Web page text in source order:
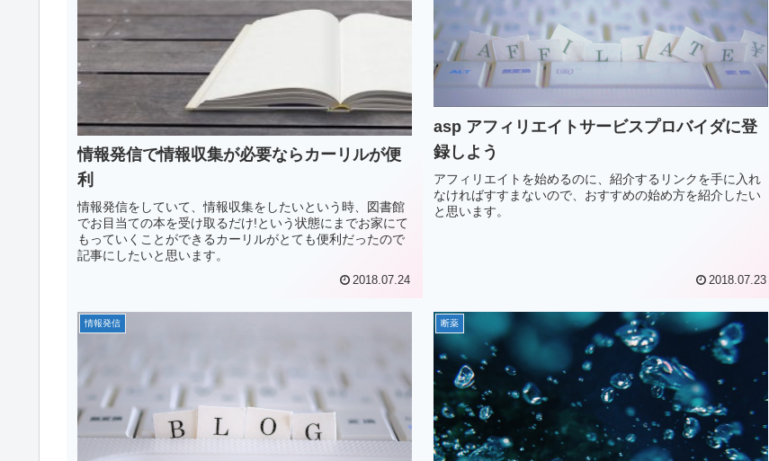
情報発信で情報収集が必要ならカーリルが便
利
情報発信をしていて、情報収集をしたいという時、図書館
でお目当ての本を受け取るだけ!という状態にまでお家にて
もっていくことができるカーリルがとても便利だったので
記事にしたいと思います。
2018.07.24
asp アフィリエイトサービスプロバイダに登
録しよう
アフィリエイトを始めるのに、紹介するリンクを手に入れ
なければすすまないので、おすすめの始め方を紹介したい
と思います。
2018.07.23
情報発信 断薬